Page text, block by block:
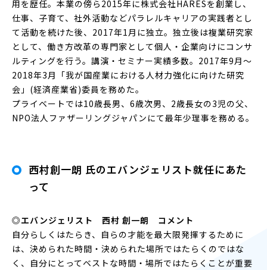
用を歴任。本業の傍ら2015年に株式会社HARESを創業し、
仕事、子育て、社外活動などパラレルキャリアの実践者とし
て活動を続けた後、2017年1月に独立。独立後は複業研究家
として、働き方改革の専門家として個人・企業向けにコンサ
ルティングを行う。講演・セミナー実績多数。2017年9月〜
2018年3月「我が国産業における人材力強化に向けた研究
会」(経済産業省)委員を務めた。
プライベートでは10歳長男、6歳次男、2歳長女の3児の父、
NPO法人ファザーリングジャパンにて最年少理事を務める。
西村創一朗 氏のエバンジェリスト就任にあた
って
◎エバンジェリスト 西村 創一朗 コメント
自分らしくはたらき、自らの才能を最大限発揮するために
は、決められた時間・決められた場所ではたらくのではな
く、自分にとってベストな時間・場所ではたらくことが重要